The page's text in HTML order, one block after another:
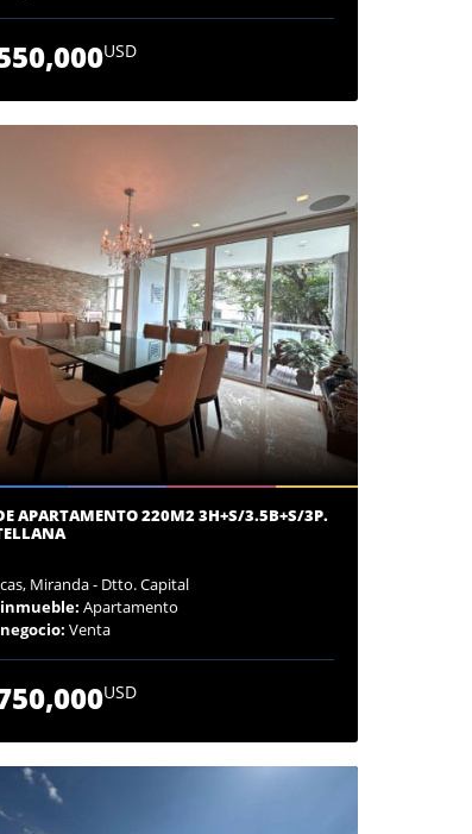
USD
APARTAMENTO 220M2 3H+S/3.5B+S/3P.
Miranda - Dtto. Capital
Apartamento
Venta
USD